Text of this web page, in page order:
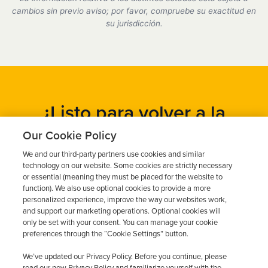
cumplimos plenamente con todos los requisitos del
cambios sin previo aviso; por favor, compruebe su exactitud en
su jurisdicción.
¿Listo para volver a la
carretera?
Obtén un presupuesto gratuito en cuestión de minutos y
programa tu instalación hoy mismo.
Solicita un presupuesto gratuito
Our Cookie Policy
We and our third-party partners use cookies and similar
technology on our website. Some cookies are strictly necessary
or essential (meaning they must be placed for the website to
function). We also use optional cookies to provide a more
personalized experience, improve the way our websites work,
and support our marketing operations. Optional cookies will
only be set with your consent. You can manage your cookie
preferences through the “Cookie Settings” button.
We’ve updated our Privacy Policy. Before you continue, please